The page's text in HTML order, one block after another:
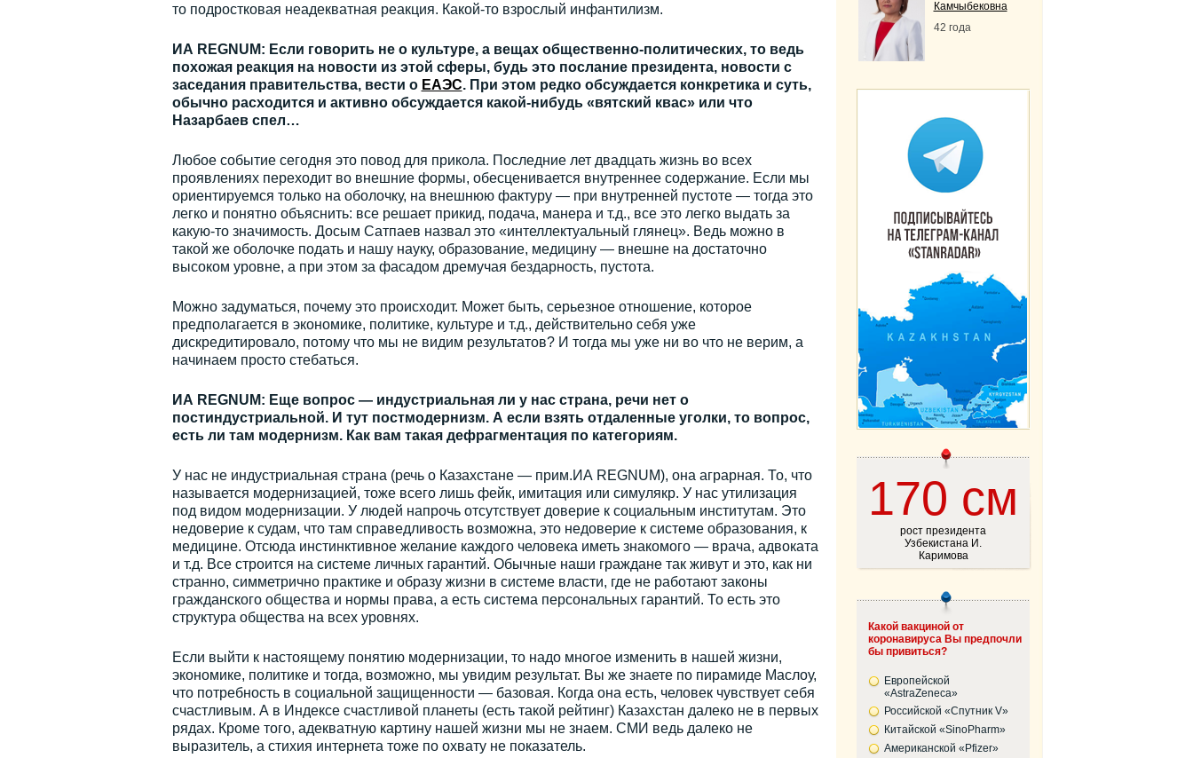
то подростковая неадекватная реакция. Какой-то взрослый инфантилизм.
ИА REGNUM: Если говорить не о культуре, а вещах общественно-политических, то ведь
похожая реакция на новости из этой сферы, будь это послание президента, новости с
заседания правительства, вести о ЕАЭС. При этом редко обсуждается конкретика и суть,
обычно расходится и активно обсуждается какой-нибудь «вятский квас» или что
Назарбаев спел…
Любое событие сегодня это повод для прикола. Последние лет двадцать жизнь во всех
проявлениях переходит во внешние формы, обесценивается внутреннее содержание. Если мы
ориентируемся только на оболочку, на внешнюю фактуру — при внутренней пустоте — тогда это
легко и понятно объяснить: все решает прикид, подача, манера и т.д., все это легко выдать за
какую-то значимость. Досым Сатпаев назвал это «интеллектуальный глянец». Ведь можно в
такой же оболочке подать и нашу науку, образование, медицину — внешне на достаточно
высоком уровне, а при этом за фасадом дремучая бездарность, пустота.
Можно задуматься, почему это происходит. Может быть, серьезное отношение, которое
предполагается в экономике, политике, культуре и т.д., действительно себя уже
дискредитировало, потому что мы не видим результатов? И тогда мы уже ни во что не верим, а
начинаем просто стебаться.
ИА REGNUM: Еще вопрос — индустриальная ли у нас страна, речи нет о
постиндустриальной. И тут постмодернизм. А если взять отдаленные уголки, то вопрос,
есть ли там модернизм. Как вам такая дефрагментация по категориям.
У нас не индустриальная страна (речь о Казахстане — прим.ИА REGNUM), она аграрная. То, что
называется модернизацией, тоже всего лишь фейк, имитация или симулякр. У нас утилизация
под видом модернизации. У людей напрочь отсутствует доверие к социальным институтам. Это
недоверие к судам, что там справедливость возможна, это недоверие к системе образования, к
медицине. Отсюда инстинктивное желание каждого человека иметь знакомого — врача, адвоката
и т.д. Все строится на системе личных гарантий. Обычные наши граждане так живут и это, как ни
странно, симметрично практике и образу жизни в системе власти, где не работают законы
гражданского общества и нормы права, а есть система персональных гарантий. То есть это
структура общества на всех уровнях.
Если выйти к настоящему понятию модернизации, то надо многое изменить в нашей жизни,
экономике, политике и тогда, возможно, мы увидим результат. Вы же знаете по пирамиде Маслоу,
что потребность в социальной защищенности — базовая. Когда она есть, человек чувствует себя
счастливым. А в Индексе счастливой планеты (есть такой рейтинг) Казахстан далеко не в первых
рядах. Кроме того, адекватную картину нашей жизни мы не знаем. СМИ ведь далеко не
выразитель, а стихия интернета тоже по охвату не показатель.
Камчыбековна
42 года
170 см
рост президента
Узбекистана И.
Каримова
Какой вакциной от
коронавируса Вы предпочли
бы привиться?
Европейской
«AstraZeneca»
Российской «Спутник V»
Китайской «SinoPharm»
Американской «Pfizer»